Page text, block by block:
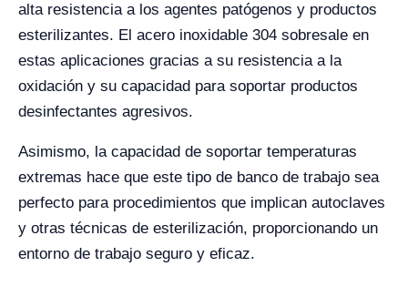
alta resistencia a los agentes patógenos y productos
esterilizantes. El acero inoxidable 304 sobresale en
estas aplicaciones gracias a su resistencia a la
oxidación y su capacidad para soportar productos
desinfectantes agresivos.
Asimismo, la capacidad de soportar temperaturas
extremas hace que este tipo de banco de trabajo sea
perfecto para procedimientos que implican autoclaves
y otras técnicas de esterilización, proporcionando un
entorno de trabajo seguro y eficaz.